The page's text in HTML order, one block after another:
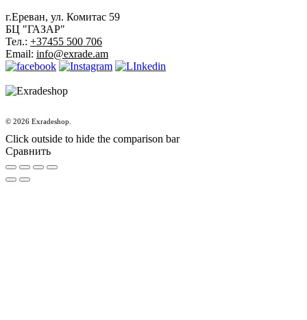
г.Ереван, ул. Комитас 59
БЦ "ГАЗАР"
Тел.: +37455 500 706
Email: info@exrade.am
© 2026 Exradeshop.
Click outside to hide the comparison bar
Сравнить